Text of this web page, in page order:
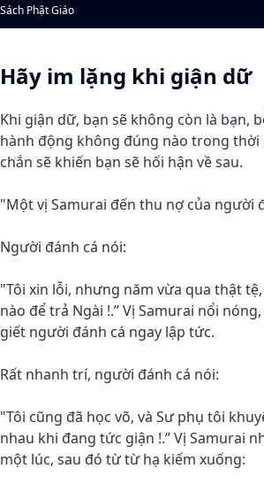
Sách Phật Giáo
Hãy im lặng khi giận dữ
Khi giận dữ, bạn sẽ không còn là bạn,
hành động không đúng nào trong thời
chắn sẽ khiến bạn sẽ hối hận về sau.
"Một vị Samurai đến thu nợ của người
Người đánh cá nói:
"Tôi xin lỗi, nhưng năm vừa qua thật
nào để trả Ngài !.” Vị Samurai nổi
giết người đánh cá ngay lập tức.
Rất nhanh trí, người đánh cá nói:
"Tôi cũng đã học võ, và Sư phụ tôi
nhau khi đang tức giận !.” Vị Samurai
một lúc, sau đó từ từ hạ kiếm xuống: